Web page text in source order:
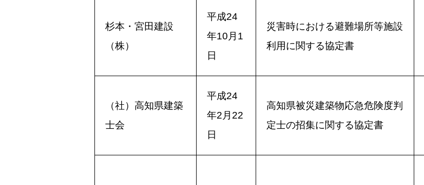
杉本・宮田建設
（株）
平成24
年10月1
日
災害時における避難場所等施設
利用に関する協定書
（社）高知県建築
士会
平成24
年2月22
日
高知県被災建築物応急危険度判
定士の招集に関する協定書